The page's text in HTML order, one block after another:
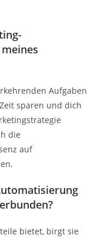
Aufgaben
sparen und dich
die
auf
bietet, birgt sie